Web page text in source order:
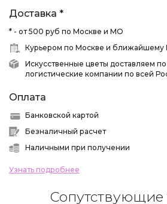
Доставка *
* - от 500 руб по Москве и МО
Курьером по Москве и ближайшему
Искусственные цветы доставляем
логистические компании по всей
Оплата
Банковской картой
Безналичный расчет
Наличными при получении
Узнать подробнее
Сопутствующие